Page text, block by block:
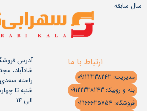
سال سابقه
ارتباط با ما
مدیریت: 09122338243
بله و روبیکا: 09122338243
فروشگاه: 02166635754
آدرس
شادآباد،
الی 14